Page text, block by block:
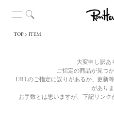
TOP ITEM
大変申し訳あ
ご指定の商品が見つ
URLのご指定に誤りがあるか、更新
がありま
お手数とは思いますが、下記リンク